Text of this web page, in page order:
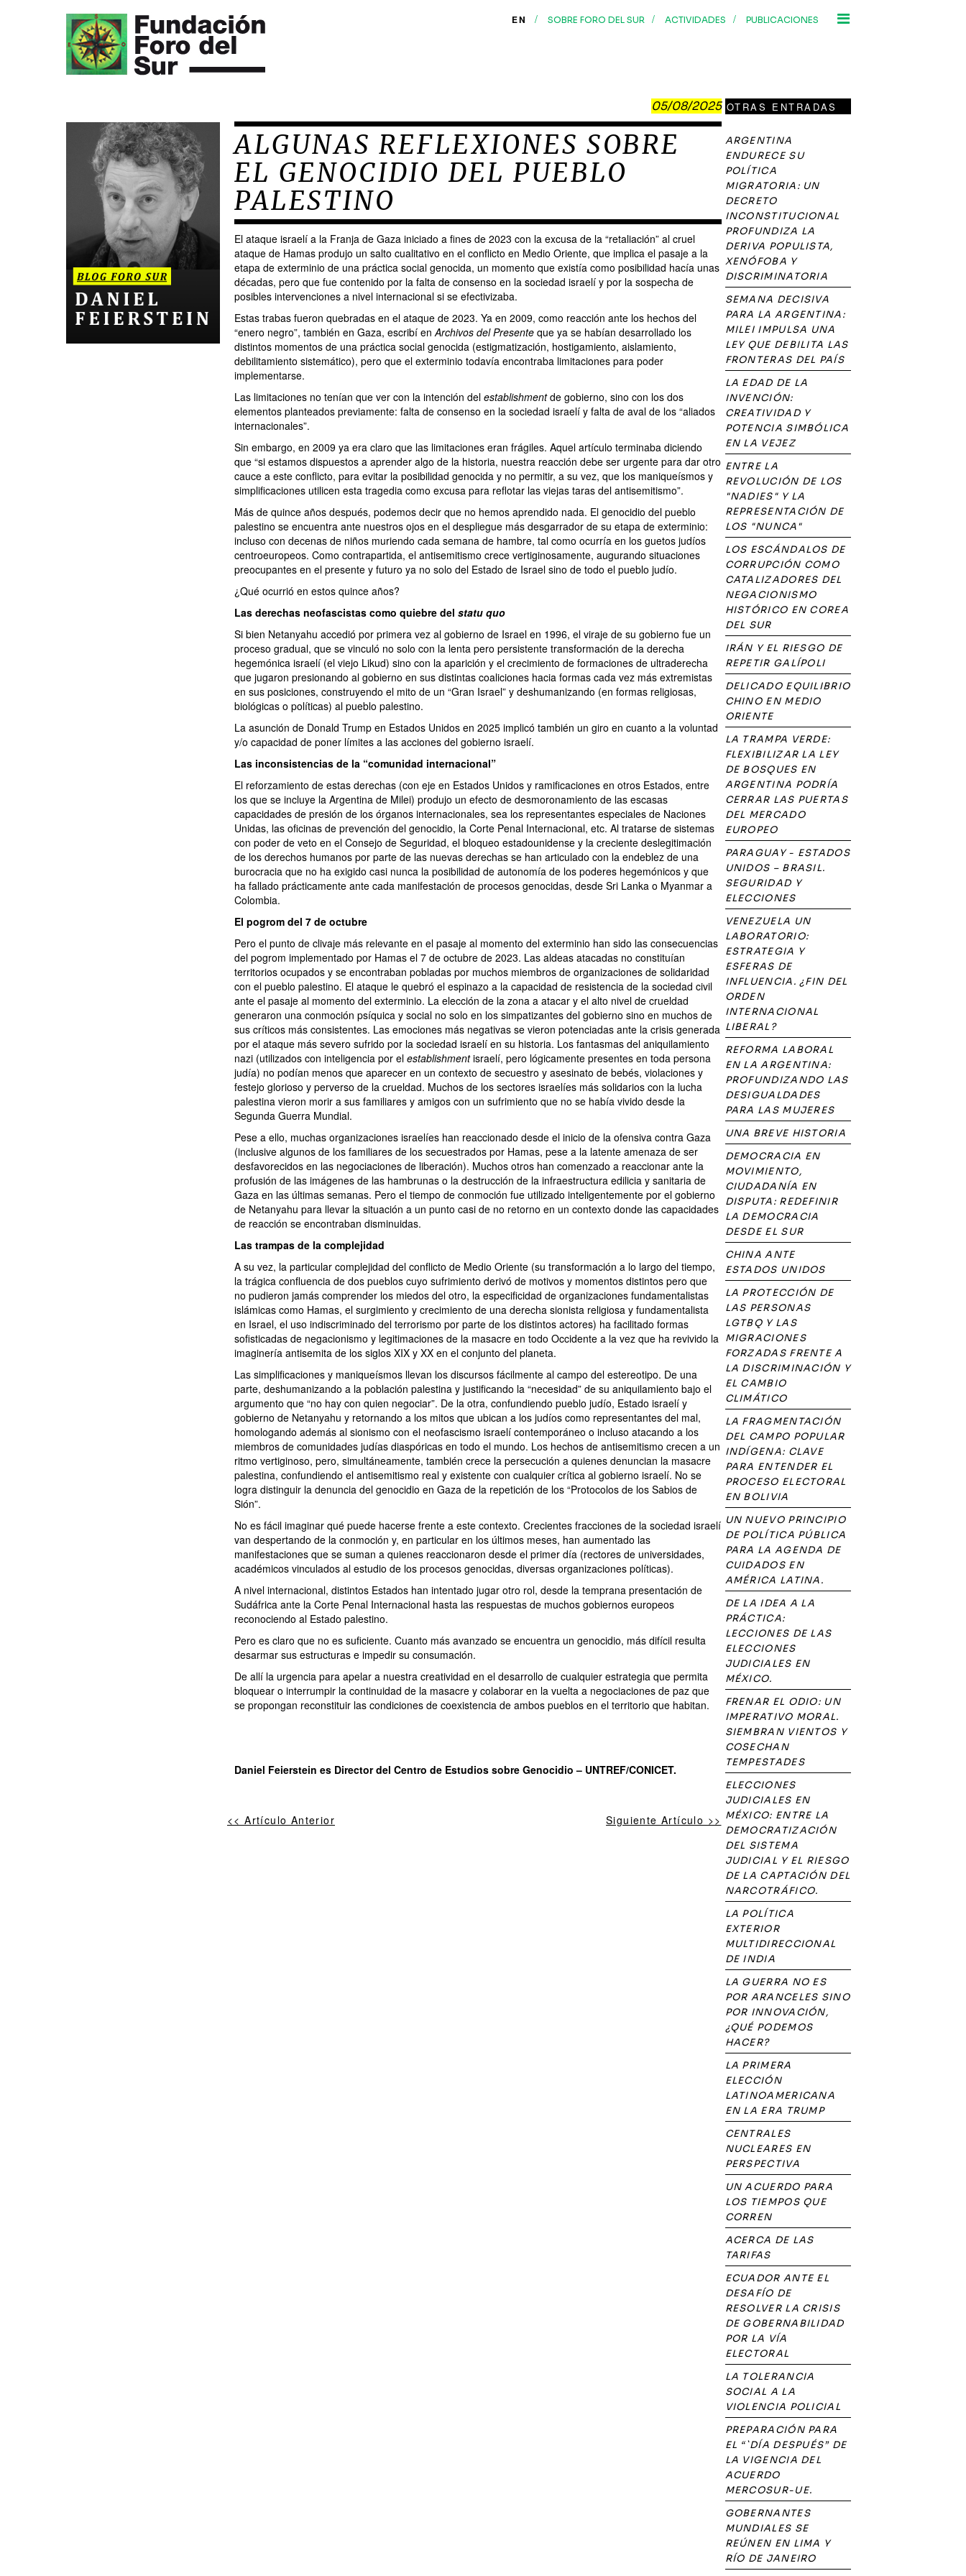
EN / SOBRE FORO DEL SUR / ACTIVIDADES / PUBLICACIONES
05/08/2025
ALGUNAS REFLEXIONES SOBRE
EL GENOCIDIO DEL PUEBLO
PALESTINO
El ataque israelí a la Franja de Gaza iniciado a fines de 2023 con la excusa de la “retaliación” al cruel
ataque de Hamas produjo un salto cualitativo en el conflicto en Medio Oriente, que implica el pasaje a la
etapa de exterminio de una práctica social genocida, un momento que existía como posibilidad hacía unas
décadas, pero que fue contenido por la falta de consenso en la sociedad israelí y por la sospecha de
posibles intervenciones a nivel internacional si se efectivizaba.
Estas trabas fueron quebradas en el ataque de 2023. Ya en 2009, como reacción ante los hechos del
“enero negro”, también en Gaza, escribí enArchivos del Presente que ya se habían desarrollado los
distintos momentos de una práctica social genocida (estigmatización, hostigamiento, aislamiento,
debilitamiento sistemático), pero que el exterminio todavía encontraba limitaciones para poder
implementarse.
Las limitaciones no tenían que ver con la intención del establishmentde gobierno, sino con los dos
elementos planteados previamente: falta de consenso en la sociedad israelí y falta de aval de los “aliados
internacionales”.
Sin embargo, en 2009 ya era claro que las limitaciones eran frágiles. Aquel artículo terminaba diciendo
que “si estamos dispuestos a aprender algo de la historia, nuestra reacción debe ser urgente para dar otro
cauce a este conflicto, para evitar la posibilidad genocida y no permitir, a su vez, que los maniqueísmos y
simplificaciones utilicen esta tragedia como excusa para reflotar las viejas taras del antisemitismo”.
Más de quince años después, podemos decir que no hemos aprendido nada. El genocidio del pueblo
palestino se encuentra ante nuestros ojos en el despliegue más desgarrador de su etapa de exterminio:
incluso con decenas de niños muriendo cada semana de hambre, tal como ocurría en los guetos judíos
centroeuropeos. Como contrapartida, el antisemitismo crece vertiginosamente, augurando situaciones
preocupantes en el presente y futuro ya no solo del Estado de Israel sino de todo el pueblo judío.
¿Qué ocurrió en estos quince años?
Las derechas neofascistas como quiebre del statu quo
Si bien Netanyahu accedió por primera vez al gobierno de Israel en 1996, el viraje de su gobierno fue un
proceso gradual, que se vinculó no solo con la lenta pero persistente transformación de la derecha
hegemónica israelí (el viejo Likud) sino con la aparición y el crecimiento de formaciones de ultraderecha
que jugaron presionando al gobierno en sus distintas coaliciones hacia formas cada vez más extremistas
en sus posiciones, construyendo el mito de un “Gran Israel” y deshumanizando (en formas religiosas,
biológicas o políticas) al pueblo palestino.
La asunción de Donald Trump en Estados Unidos en 2025 implicó también un giro en cuanto a la voluntad
y/o capacidad de poner límites a las acciones del gobierno israelí.
Las inconsistencias de la “comunidad internacional”
El reforzamiento de estas derechas (con eje en Estados Unidos y ramificaciones en otros Estados, entre
los que se incluye la Argentina de Milei) produjo un efecto de desmoronamiento de las escasas
capacidades de presión de los órganos internacionales, sea los representantes especiales de Naciones
Unidas, las oficinas de prevención del genocidio, la Corte Penal Internacional, etc. Al tratarse de sistemas
con poder de veto en el Consejo de Seguridad, el bloqueo estadounidense y la creciente deslegitimación
de los derechos humanos por parte de las nuevas derechas se han articulado con la endeblez de una
burocracia que no ha exigido casi nunca la posibilidad de autonomía de los poderes hegemónicos y que
ha fallado prácticamente ante cada manifestación de procesos genocidas, desde Sri Lanka o Myanmar a
Colombia.
El pogrom del 7 de octubre
Pero el punto de clivaje más relevante en el pasaje al momento del exterminio han sido las consecuencias
del pogrom implementado por Hamas el 7 de octubre de 2023. Las aldeas atacadas no constituían
territorios ocupados y se encontraban pobladas por muchos miembros de organizaciones de solidaridad
con el pueblo palestino. El ataque le quebró el espinazo a la capacidad de resistencia de la sociedad civil
ante el pasaje al momento del exterminio. La elección de la zona a atacar y el alto nivel de crueldad
generaron una conmoción psíquica y social no solo en los simpatizantes del gobierno sino en muchos de
sus críticos más consistentes. Las emociones más negativas se vieron potenciadas ante la crisis generada
por el ataque más severo sufrido por la sociedad israelí en su historia. Los fantasmas del aniquilamiento
nazi (utilizados con inteligencia por el establishmentisraelí, pero lógicamente presentes en toda persona
judía) no podían menos que aparecer en un contexto de secuestro y asesinato de bebés, violaciones y
festejo glorioso y perverso de la crueldad. Muchos de los sectores israelíes más solidarios con la lucha
palestina vieron morir a sus familiares y amigos con un sufrimiento que no se había vivido desde la
Segunda Guerra Mundial.
Pese a ello, muchas organizaciones israelíes han reaccionado desde el inicio de la ofensiva contra Gaza
(inclusive algunos de los familiares de los secuestrados por Hamas, pese a la latente amenaza de ser
desfavorecidos en las negociaciones de liberación). Muchos otros han comenzado a reaccionar ante la
profusión de las imágenes de las hambrunas o la destrucción de la infraestructura edilicia y sanitaria de
Gaza en las últimas semanas. Pero el tiempo de conmoción fue utilizado inteligentemente por el gobierno
de Netanyahu para llevar la situación a un punto casi de no retorno en un contexto donde las capacidades
de reacción se encontraban disminuidas.
Las trampas de la complejidad
A su vez, la particular complejidad del conflicto de Medio Oriente (su transformación a lo largo del tiempo,
la trágica confluencia de dos pueblos cuyo sufrimiento derivó de motivos y momentos distintos pero que
no pudieron jamás comprender los miedos del otro, la especificidad de organizaciones fundamentalistas
islámicas como Hamas, el surgimiento y crecimiento de una derecha sionista religiosa y fundamentalista
en Israel, el uso indiscriminado del terrorismo por parte de los distintos actores) ha facilitado formas
sofisticadas de negacionismo y legitimaciones de la masacre en todo Occidente a la vez que ha revivido la
imaginería antisemita de los siglos XIX y XX en el conjunto del planeta.
Las simplificaciones y maniqueísmos llevan los discursos fácilmente al campo del estereotipo. De una
parte, deshumanizando a la población palestina y justificando la “necesidad” de su aniquilamiento bajo el
argumento que “no hay con quien negociar”. De la otra, confundiendo pueblo judío, Estado israelí y
gobierno de Netanyahu y retornando a los mitos que ubican a los judíos como representantes del mal,
homologando además al sionismo con el neofascismo israelí contemporáneo o incluso atacando a los
miembros de comunidades judías diaspóricas en todo el mundo. Los hechos de antisemitismo crecen a un
ritmo vertiginoso, pero, simultáneamente, también crece la persecución a quienes denuncian la masacre
palestina, confundiendo el antisemitismo real y existente con cualquier crítica al gobierno israelí. No se
logra distinguir la denuncia del genocidio en Gaza de la repetición de los “Protocolos de los Sabios de
Sión”.
No es fácil imaginar qué puede hacerse frente a este contexto. Crecientes fracciones de la sociedad israelí
van despertando de la conmoción y, en particular en los últimos meses, han aumentado las
manifestaciones que se suman a quienes reaccionaron desde el primer día (rectores de universidades,
académicos vinculados al estudio de los procesos genocidas, diversas organizaciones políticas).
A nivel internacional, distintos Estados han intentado jugar otro rol, desde la temprana presentación de
Sudáfrica ante la Corte Penal Internacional hasta las respuestas de muchos gobiernos europeos
reconociendo al Estado palestino.
Pero es claro que no es suficiente. Cuanto más avanzado se encuentra un genocidio, más difícil resulta
desarmar sus estructuras e impedir su consumación.
De allí la urgencia para apelar a nuestra creatividad en el desarrollo de cualquier estrategia que permita
bloquear o interrumpir la continuidad de la masacre y colaborar en la vuelta a negociaciones de paz que
se propongan reconstituir las condiciones de coexistencia de ambos pueblos en el territorio que habitan.
Daniel Feierstein es Director del Centro de Estudios sobre Genocidio – UNTREF/CONICET.
<< Artículo Anterior Siguiente Artículo >>
OTRAS ENTRADAS
ARGENTINA
ENDURECE SU
POLÍTICA
MIGRATORIA: UN
DECRETO
INCONSTITUCIONAL
PROFUNDIZA LA
DERIVA POPULISTA,
XENÓFOBA Y
DISCRIMINATORIA
SEMANA DECISIVA
PARA LA ARGENTINA:
MILEI IMPULSA UNA
LEY QUE DEBILITA LAS
FRONTERAS DEL PAÍS
LA EDAD DE LA
INVENCIÓN:
CREATIVIDAD Y
POTENCIA SIMBÓLICA
EN LA VEJEZ
ENTRE LA
REVOLUCIÓN DE LOS
"NADIES" Y LA
REPRESENTACIÓN DE
LOS "NUNCA"
LOS ESCÁNDALOS DE
CORRUPCIÓN COMO
CATALIZADORES DEL
NEGACIONISMO
HISTÓRICO EN COREA
DEL SUR
IRÁN Y EL RIESGO DE
REPETIR GALÍPOLI
DELICADO EQUILIBRIO
CHINO EN MEDIO
ORIENTE
LA TRAMPA VERDE:
FLEXIBILIZAR LA LEY
DE BOSQUES EN
ARGENTINA PODRÍA
CERRAR LAS PUERTAS
DEL MERCADO
EUROPEO
PARAGUAY - ESTADOS
UNIDOS – BRASIL.
SEGURIDAD Y
ELECCIONES
VENEZUELA UN
LABORATORIO:
ESTRATEGIA Y
ESFERAS DE
INFLUENCIA. ¿FIN DEL
ORDEN
INTERNACIONAL
LIBERAL?
REFORMA LABORAL
EN LA ARGENTINA:
PROFUNDIZANDO LAS
DESIGUALDADES
PARA LAS MUJERES
UNA BREVE HISTORIA
DEMOCRACIA EN
MOVIMIENTO,
CIUDADANÍA EN
DISPUTA: REDEFINIR
LA DEMOCRACIA
DESDE EL SUR
CHINA ANTE
ESTADOS UNIDOS
LA PROTECCIÓN DE
LAS PERSONAS
LGTBQ Y LAS
MIGRACIONES
FORZADAS FRENTE A
LA DISCRIMINACIÓN Y
EL CAMBIO
CLIMÁTICO
LA FRAGMENTACIÓN
DEL CAMPO POPULAR
INDÍGENA: CLAVE
PARA ENTENDER EL
PROCESO ELECTORAL
EN BOLIVIA
UN NUEVO PRINCIPIO
DE POLÍTICA PÚBLICA
PARA LA AGENDA DE
CUIDADOS EN
AMÉRICA LATINA.
DE LA IDEA A LA
PRÁCTICA:
LECCIONES DE LAS
ELECCIONES
JUDICIALES EN
MÉXICO.
FRENAR EL ODIO: UN
IMPERATIVO MORAL.
SIEMBRAN VIENTOS Y
COSECHAN
TEMPESTADES
ELECCIONES
JUDICIALES EN
MÉXICO: ENTRE LA
DEMOCRATIZACIÓN
DEL SISTEMA
JUDICIAL Y EL RIESGO
DE LA CAPTACIÓN DEL
NARCOTRÁFICO.
LA POLÍTICA
EXTERIOR
MULTIDIRECCIONAL
DE INDIA
LA GUERRA NO ES
POR ARANCELES SINO
POR INNOVACIÓN,
¿QUÉ PODEMOS
HACER?
LA PRIMERA
ELECCIÓN
LATINOAMERICANA
EN LA ERA TRUMP
CENTRALES
NUCLEARES EN
PERSPECTIVA
UN ACUERDO PARA
LOS TIEMPOS QUE
CORREN
ACERCA DE LAS
TARIFAS
ECUADOR ANTE EL
DESAFÍO DE
RESOLVER LA CRISIS
DE GOBERNABILIDAD
POR LA VÍA
ELECTORAL
LA TOLERANCIA
SOCIAL A LA
VIOLENCIA POLICIAL
PREPARACIÓN PARA
EL “`DÍA DESPUÉS” DE
LA VIGENCIA DEL
ACUERDO
MERCOSUR-UE.
GOBERNANTES
MUNDIALES SE
REÚNEN EN LIMA Y
RÍO DE JANEIRO